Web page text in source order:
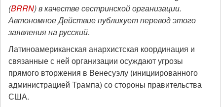
(BRRN) в качестве сестринской организации.
Автономное Действие публикует перевод этого
заявления на русский.
Латиноамериканская анархистская координация и
связанные с ней организации осуждают угрозы
прямого вторжения в Венесуэлу (инициированного
администрацией Трампа) со стороны правительства
США.